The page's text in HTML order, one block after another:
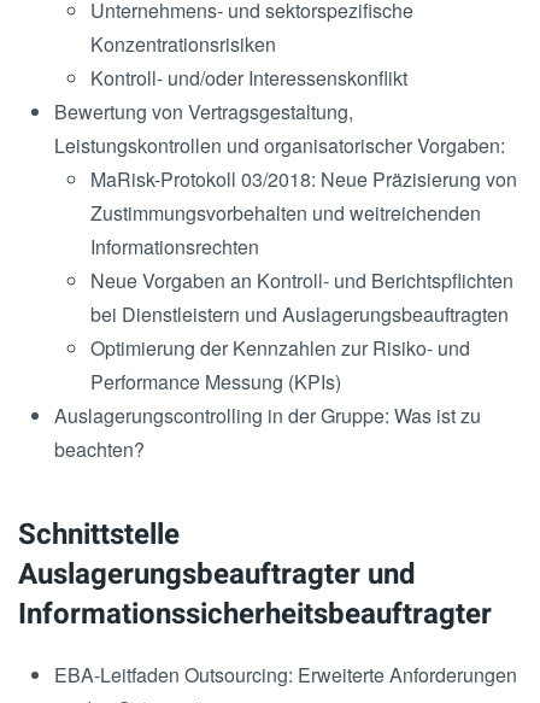
Unternehmens- und sektorspezifische
Konzentrationsrisiken
Kontroll- und/oder Interessenskonflikt
Bewertung von Vertragsgestaltung,
Leistungskontrollen und organisatorischer Vorgaben:
MaRisk-Protokoll 03/2018: Neue Präzisierung von
Zustimmungsvorbehalten und weitreichenden
Informationsrechten
Neue Vorgaben an Kontroll- und Berichtspflichten
bei Dienstleistern und Auslagerungsbeauftragten
Optimierung der Kennzahlen zur Risiko- und
Performance Messung (KPIs)
Auslagerungscontrolling in der Gruppe: Was ist zu
beachten?
Schnittstelle
Auslagerungsbeauftragter und
Informationssicherheitsbeauftragter
EBA-Leitfaden Outsourcing: Erweiterte Anforderungen